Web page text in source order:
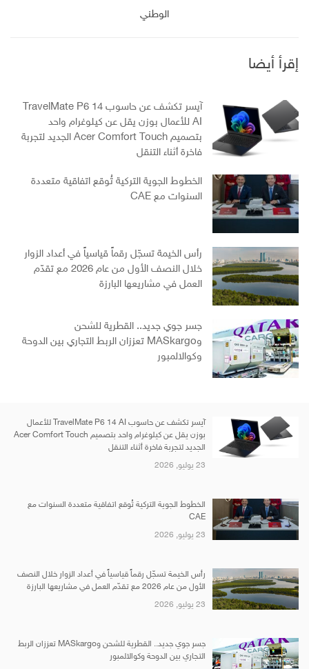
الوطني
إقرأ أيضا
آيسر تكشف عن حاسوب TravelMate P6 14
AI للأعمال بوزن يقل عن كيلوغرام واحد
بتصميم Acer Comfort Touch الجديد لتجربة
فاخرة أثناء التنقل
الخطوط الجوية التركية تُوقع اتفاقية متعددة
السنوات مع CAE
رأس الخيمة تسجّل رقماً قياسياً في أعداد الزوار
خلال النصف الأول من عام 2026 مع تقدّم
العمل في مشاريعها البارزة
جسر جوي جديد.. القطرية للشحن
وMASkargo تعززان الربط التجاري بين الدوحة
وكوالالمبور
آيسر تكشف عن حاسوب TravelMate P6 14 AI للأعمال
بوزن يقل عن كيلوغرام واحد بتصميم Acer Comfort Touch
الجديد لتجربة فاخرة أثناء التنقل
23 يوليو, 2026
الخطوط الجوية التركية تُوقع اتفاقية متعددة السنوات مع
CAE
23 يوليو, 2026
رأس الخيمة تسجّل رقماً قياسياً في أعداد الزوار خلال النصف
الأول من عام 2026 مع تقدّم العمل في مشاريعها البارزة
23 يوليو, 2026
جسر جوي جديد.. القطرية للشحن وMASkargo تعززان الربط
التجاري بين الدوحة وكوالالمبور